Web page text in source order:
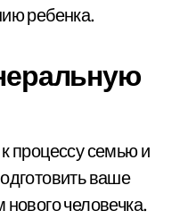
ребенка.
процессу семью и
ваше
человечка.